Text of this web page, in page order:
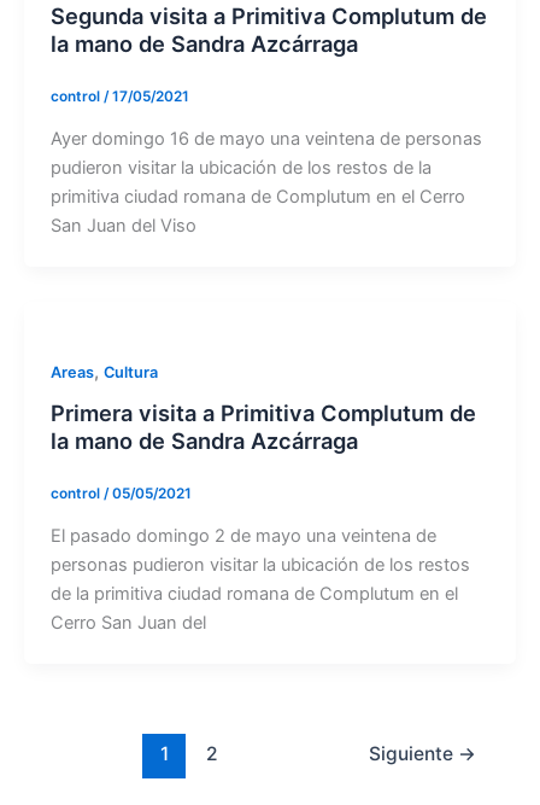
Segunda visita a Primitiva Complutum de
la mano de Sandra Azcárraga
control /17/05/2021
Ayer domingo 16 de mayo una veintena de personas
pudieron visitar la ubicación de los restos de la
primitiva ciudad romana de Complutum en el Cerro
San Juan del Viso
Areas, Cultura
Primera visita a Primitiva Complutum de
la mano de Sandra Azcárraga
control /05/05/2021
El pasado domingo 2 de mayo una veintena de
personas pudieron visitar la ubicación de los restos
de la primitiva ciudad romana de Complutum en el
Cerro San Juan del
1 2 Siguiente →